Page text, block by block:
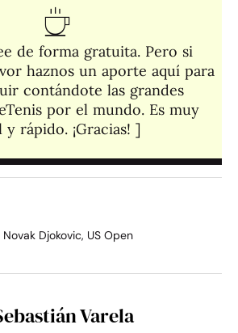
de forma gratuita. Pero si
haznos un aporte aquí para
contándote las grandes
por el mundo. Es muy
y rápido. ¡Gracias! ]​
Novak Djokovic, US Open
Varela